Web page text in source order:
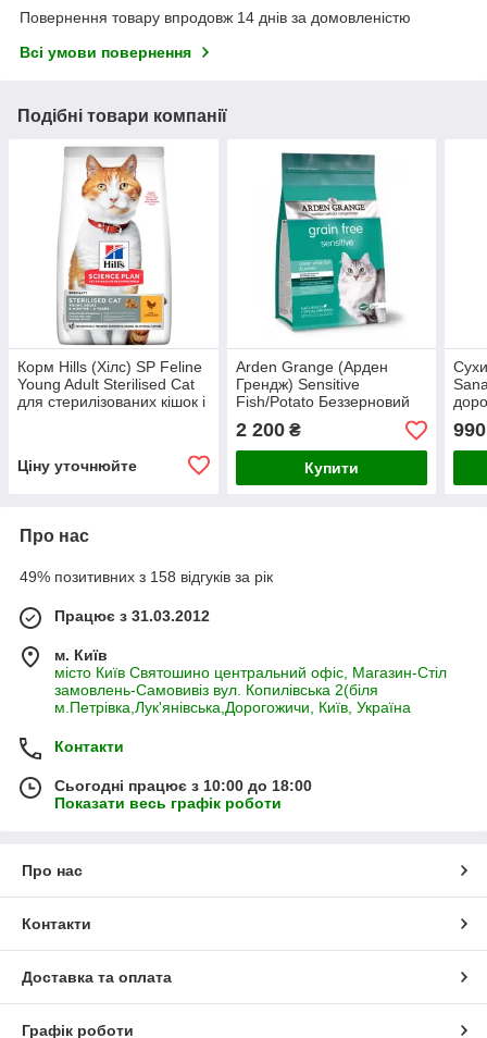
Повернення товару впродовж 14 днів за домовленістю
Всі умови повернення
Подібні товари компанії
Корм Hills (Хілс) SP Feline
Young Adult Sterilised Cat
для стерилізованих кішок і
Ціну уточнюйте
Arden Grange (Арден
Грендж) Sensitive
Fish/Potato Беззерновий
корм для чутливих кішок
(риба/картофель),
2 200₴
Купити
990
Про нас
49% позитивних з 158 відгуків за рік
Працює з 31.03.2012
м. Київ
місто Київ Святошино центральний офіс, Магазин-Стіл
замовлень-Самовивіз вул. Копилівська 2(біля
м.Петрівка,Лук'янівська,Дорогожичи, Київ, Україна
Контакти
Сьогодні працює з 10:00 до 18:00
Показати весь графік роботи
Про нас
Контакти
Доставка та оплата
Графік роботи